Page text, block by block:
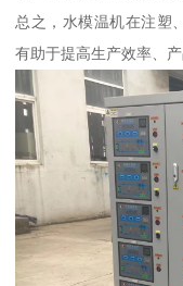
总之，水模温机在注塑
有助于提高生产效率、产